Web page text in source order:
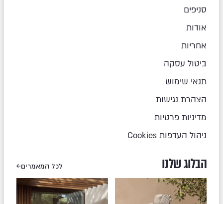
סניפים
אודות
אחריות
ביטול עסקה
תנאי שימוש
הצהרת נגישות
מדיניות פרטיות
ניהול העדפות Cookies
הבלוג שלנו לכל המאמרים